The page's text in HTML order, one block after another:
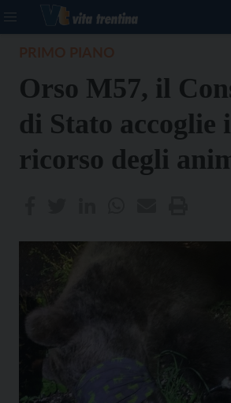
Orso M57, il
di Stato accoglie
ricorso degli